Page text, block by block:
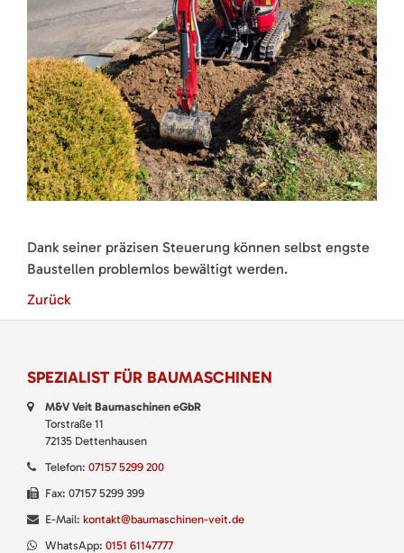
Dank seiner präzisen Steuerung können selbst engste
Baustellen problemlos bewältigt werden.
Zurück
SPEZIALIST FÜR BAUMASCHINEN
M&V Veit Baumaschinen eGbR
Torstraße 11
72135 Dettenhausen
Telefon: 07157 5299 200
Fax: 07157 5299 399
E-Mail: kontakt@baumaschinen-veit.de
WhatsApp: 0151 61147777